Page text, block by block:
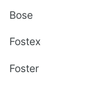
Bose
Fostex
Foster